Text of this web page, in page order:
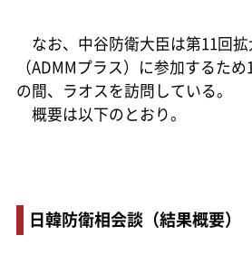
なお、中谷防衛大臣は第11回拡
（ADMMプラス）に参加するた
の間、ラオスを訪問している。
概要は以下のとおり。
日韓防衛相会談（結果概要）